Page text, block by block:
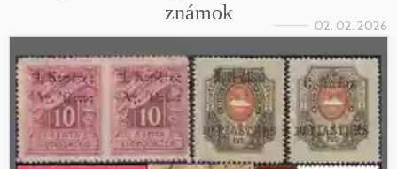
známok
02. 02. 2026